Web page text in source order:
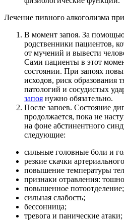
Лечение пивного алкоголизма
В момент запоя. За
родственники пациентов,
от мучений и вывести
Сами пациенты в этот
состоянии. При запоях
исходов, риск образования
патологий и сосудистых
запоя нужно обязательно.
После запоев. Состояние
продолжается, пока не
на фоне абстинентного
следующие:
сильные головные боли и
резкие скачки
повышение температуры
признаки отравления:
повышенное потоотделение;
сильная слабость;
бессонница;
тревога и панические атаки;